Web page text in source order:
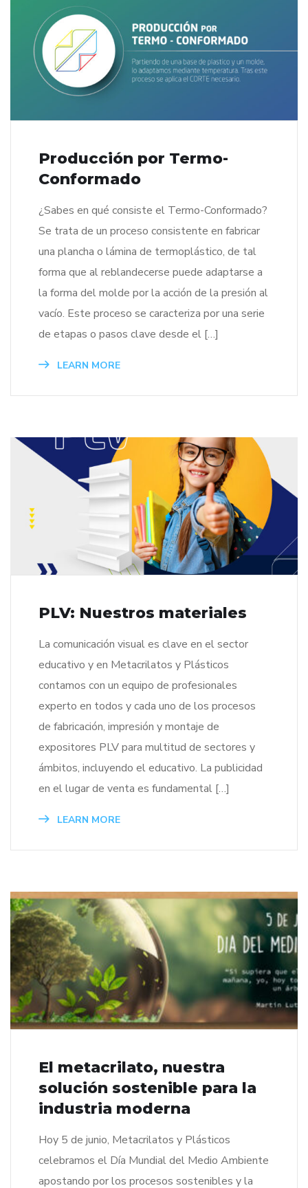
Producción por Termo-
Conformado
¿Sabes en qué consiste el Termo-Conformado?
Se trata de un proceso consistente en fabricar
una plancha o lámina de termoplástico, de tal
forma que al reblandecerse puede adaptarse a
la forma del molde por la acción de la presión al
vacío. Este proceso se caracteriza por una serie
de etapas o pasos clave desde el […]
LEARN MORE
PLV: Nuestros materiales
La comunicación visual es clave en el sector
educativo y en Metacrilatos y Plásticos
contamos con un equipo de profesionales
experto en todos y cada uno de los procesos
de fabricación, impresión y montaje de
expositores PLV para multitud de sectores y
ámbitos, incluyendo el educativo. La publicidad
en el lugar de venta es fundamental […]
LEARN MORE
El metacrilato, nuestra
solución sostenible para la
industria moderna
Hoy 5 de junio, Metacrilatos y Plásticos
celebramos el Día Mundial del Medio Ambiente
apostando por los procesos sostenibles y la